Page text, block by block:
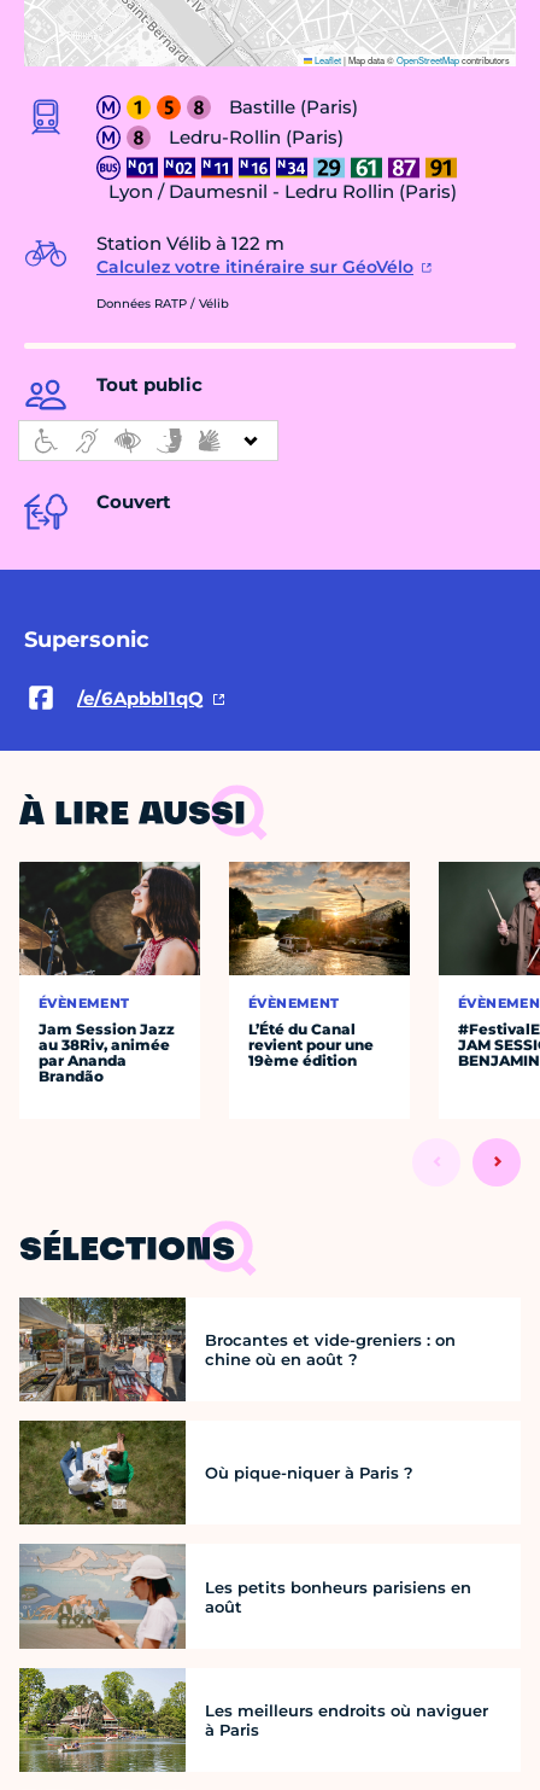
Leaflet|Map data ©OpenStreetMapcontributors
Bastille (Paris)
Ledru-Rollin (Paris)
Lyon / Daumesnil - Ledru Rollin (Paris)
Station Vélib à 122 m
Calculez votre itinéraire sur GéoVélo
Données RATP / Vélib
Tout public
Couvert
Supersonic
/e/6Apbbl1qQ
À LIRE AUSSI
ÉVÈNEMENT
Jam Session Jazz
au 38Riv, animée
par Ananda
Brandão
ÉVÈNEMENT
L’Été du Canal
revient pour une
19ème édition
JAM
SÉLECTIONS
Brocantes et vide-greniers : on
chine où en août ?
Où pique-niquer à Paris ?
Les petits bonheurs parisiens en
août
Les meilleurs endroits où naviguer
à Paris